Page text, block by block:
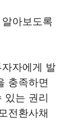
아보도록
자에게 발
충족하면
있는 권리
전환사채